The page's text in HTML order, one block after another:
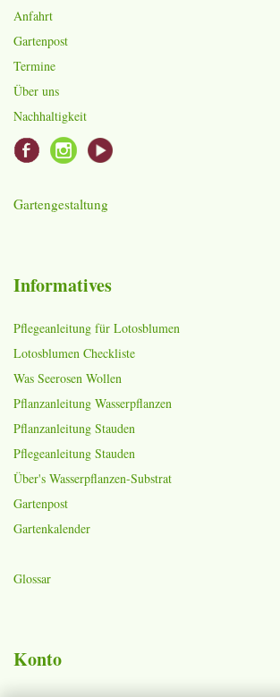
Anfahrt
Gartenpost
Termine
Über uns
Nachhaltigkeit
Gartengestaltung
Informatives
Pflegeanleitung für Lotosblumen
Lotosblumen Checkliste
Was Seerosen Wollen
Pflanzanleitung Wasserpflanzen
Pflanzanleitung Stauden
Pflegeanleitung Stauden
Über's Wasserpflanzen-Substrat
Gartenpost
Gartenkalender
Glossar
Konto